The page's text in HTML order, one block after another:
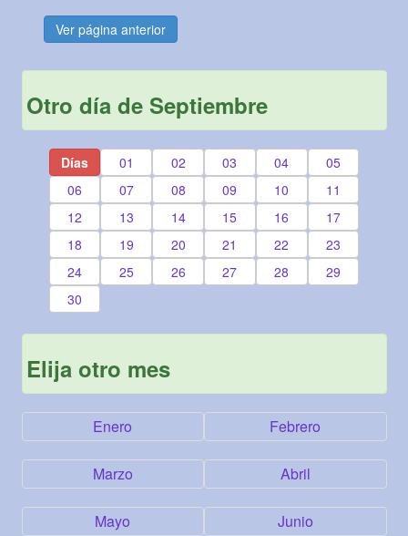
Ver página anterior
Otro día de Septiembre
Días 01 02 03 04
05
06
07 08 09 10
11
12
13 14 15 16
17
18
19 20 21 22
23
24
25 26 27 28
29
30
Elija otro mes
Enero Febrero
Marzo Abril
Mayo Junio